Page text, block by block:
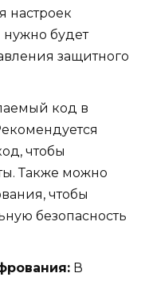
настроек
нужно будет
защитного
код в
чтобы
Также можно
чтобы
безопасность
В